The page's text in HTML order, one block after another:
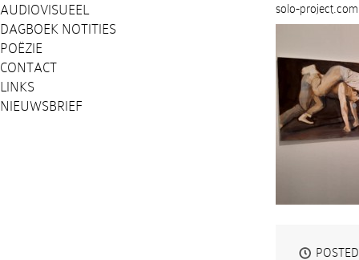
AUDIOVISUEEL
DAGBOEK NOTITIES
POËZIE
CONTACT
LINKS
NIEUWSBRIEF
solo-project.com